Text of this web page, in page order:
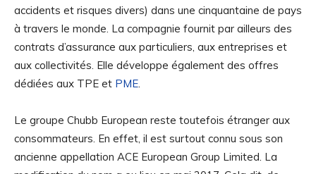
accidents et risques divers) dans une cinquantaine de pays
à travers le monde. La compagnie fournit par ailleurs des
contrats d’assurance aux particuliers, aux entreprises et
aux collectivités. Elle développe également des offres
dédiées aux TPE et PME.
Le groupe Chubb European reste toutefois étranger aux
consommateurs. En effet, il est surtout connu sous son
ancienne appellation ACE European Group Limited. La